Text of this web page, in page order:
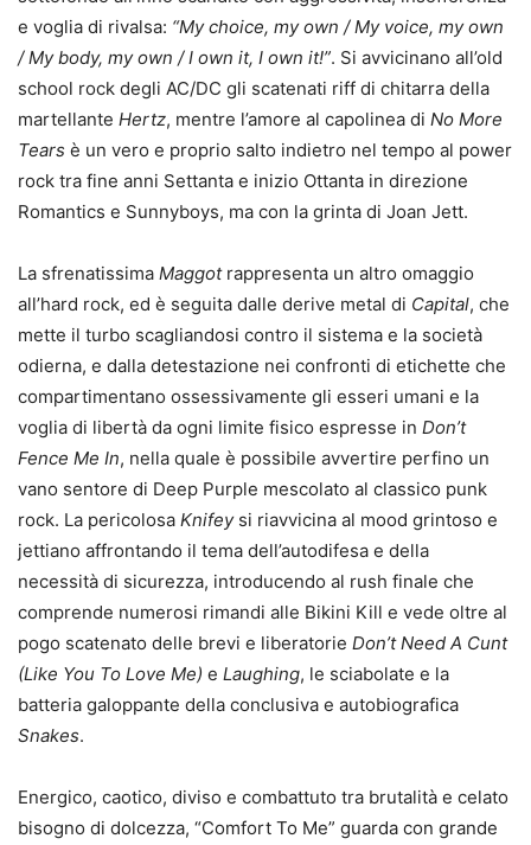
e voglia di rivalsa: “My choice, my own / My voice, my own
/ My body, my own / I own it, I own it!”. Si avvicinano all’old
school rock degli AC/DC gli scatenati riff di chitarra della
martellante Hertz, mentre l’amore al capolinea di No More
Tears è un vero e proprio salto indietro nel tempo al power
rock tra fine anni Settanta e inizio Ottanta in direzione
Romantics e Sunnyboys, ma con la grinta di Joan Jett.
La sfrenatissima Maggotrappresenta un altro omaggio
all’hard rock, ed è seguita dalle derive metal di Capital, che
mette il turbo scagliandosi contro il sistema e la società
odierna, e dalla detestazione nei confronti di etichette che
compartimentano ossessivamente gli esseri umani e la
voglia di libertà da ogni limite fisico espresse in Don’t
Fence Me In, nella quale è possibile avvertire perfino un
vano sentore di Deep Purple mescolato al classico punk
rock. La pericolosa Knifeysi riavvicina al mood grintoso e
jettiano affrontando il tema dell’autodifesa e della
necessità di sicurezza, introducendo al rush finale che
comprende numerosi rimandi alle Bikini Kill e vede oltre al
pogo scatenato delle brevi e liberatorie Don’t Need A Cunt
(Like You To Love Me) e Laughing, le sciabolate e la
batteria galoppante della conclusiva e autobiografica
Snakes.
Energico, caotico, diviso e combattuto tra brutalità e celato
bisogno di dolcezza, “Comfort To Me” guarda con grande